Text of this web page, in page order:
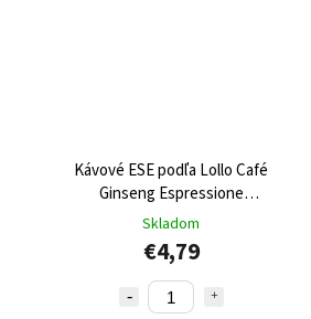
Kávové ESE podľa Lollo Café
Ginseng Espressione
ženšenové espresso 18ks
Skladom
€4,79